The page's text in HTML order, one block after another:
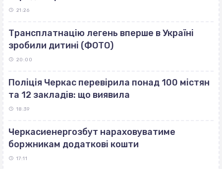
21:26
Трансплатнацію легень вперше в Україні
зробили дитині (ФОТО)
20:00
Поліція Черкас перевірила понад 100 містян
та 12 закладів: що виявила
18:39
Черкасиенергозбут нараховуватиме
боржникам додаткові кошти
17:11